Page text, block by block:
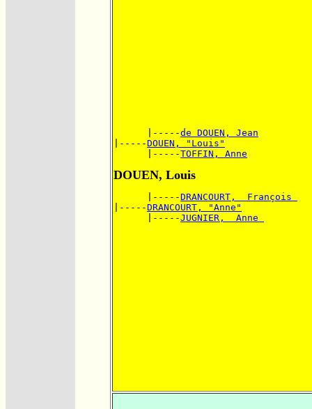
      |-----
de DOUEN, Jean
|-----DOUEN, "Louis"
      |-----
TOFFIN, Anne
DOUEN, Louis
      |-----
DRANCOURT,  François
|-----DRANCOURT, "Anne"
      |-----
JUGNIER,  Anne